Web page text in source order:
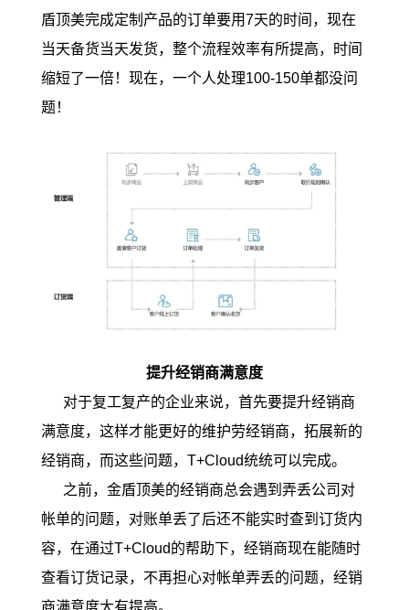
盾顶美完成定制产品的订单要用7天的时间，现在
当天备货当天发货，整个流程效率有所提高，时间
缩短了一倍！现在，一个人处理100-150单都没问
题！
提升经销商满意度
对于复工复产的企业来说，首先要提升经销商
满意度，这样才能更好的维护劳经销商，拓展新的
经销商，而这些问题，T+Cloud统统可以完成。
之前，金盾顶美的经销商总会遇到弄丢公司对
帐单的问题，对账单丢了后还不能实时查到订货内
容，在通过T+Cloud的帮助下，经销商现在能随时
查看订货记录，不再担心对帐单弄丢的问题，经销
商满意度大有提高。